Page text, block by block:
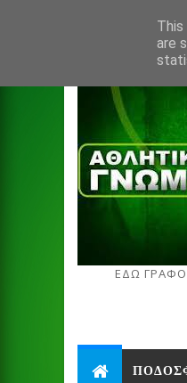
ΕΔΩ
are